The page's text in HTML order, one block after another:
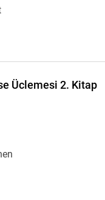
Üclemesi 2. Kitap